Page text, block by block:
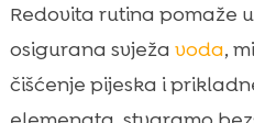
Redovita rutina pomaže
osigurana svježa voda,
čišćenje pijeska i